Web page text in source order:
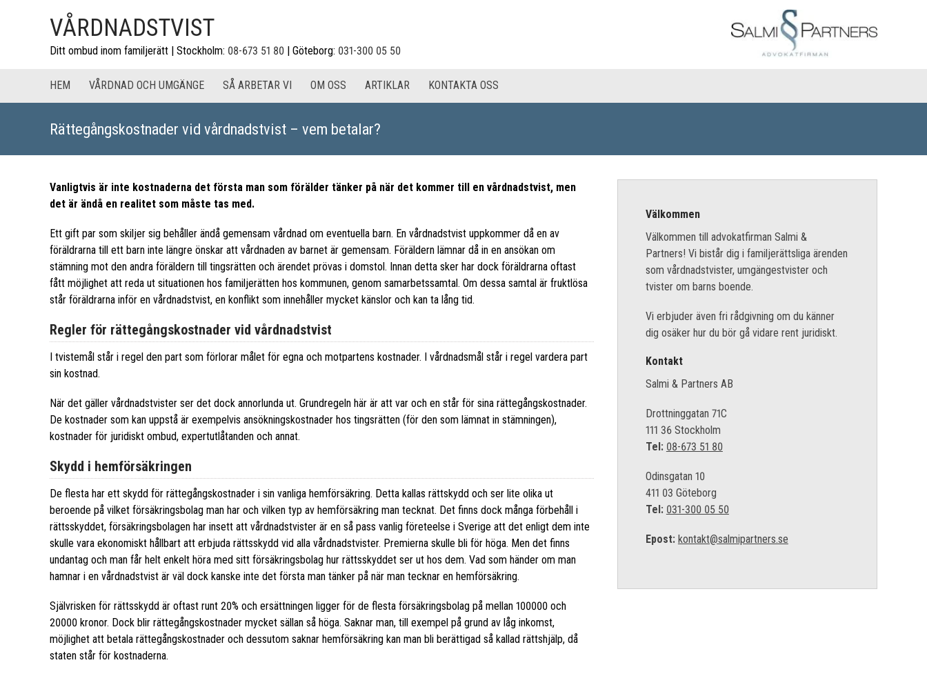
VÅRDNADSTVIST
Ditt ombud inom familjerätt | Stockholm: 08-673 51 80 | Göteborg: 031-300 05 50
HEM VÅRDNAD OCH UMGÄNGE SÅ ARBETAR VI OM OSS ARTIKLAR KONTAKTA OSS
Rättegångskostnader vid vårdnadstvist – vem betalar?
Vanligtvis är inte kostnaderna det första man som förälder tänker på när det kommer till en vårdnadstvist, men
det är ändå en realitet som måste tas med.
Ett gift par som skiljer sig behåller ändå gemensam vårdnad om eventuella barn. En vårdnadstvist uppkommer då en av
föräldrarna till ett barn inte längre önskar att vårdnaden av barnet är gemensam. Föräldern lämnar då in en ansökan om
stämning mot den andra föräldern till tingsrätten och ärendet prövas i domstol. Innan detta sker har dock föräldrarna oftast
fått möjlighet att reda ut situationen hos familjerätten hos kommunen, genom samarbetssamtal. Om dessa samtal är fruktlösa
står föräldrarna inför en vårdnadstvist, en konflikt som innehåller mycket känslor och kan ta lång tid.
Regler för rättegångskostnader vid vårdnadstvist
I tvistemål står i regel den part som förlorar målet för egna och motpartens kostnader. I vårdnadsmål står i regel vardera part
sin kostnad.
När det gäller vårdnadstvister ser det dock annorlunda ut. Grundregeln här är att var och en står för sina rättegångskostnader.
De kostnader som kan uppstå är exempelvis ansökningskostnader hos tingsrätten (för den som lämnat in stämningen),
kostnader för juridiskt ombud, expertutlåtanden och annat.
Skydd i hemförsäkringen
De flesta har ett skydd för rättegångskostnader i sin vanliga hemförsäkring. Detta kallas rättskydd och ser lite olika ut
beroende på vilket försäkringsbolag man har och vilken typ av hemförsäkring man tecknat. Det finns dock många förbehåll i
rättsskyddet, försäkringsbolagen har insett att vårdnadstvister är en så pass vanlig företeelse i Sverige att det enligt dem inte
skulle vara ekonomiskt hållbart att erbjuda rättsskydd vid alla vårdnadstvister. Premierna skulle bli för höga. Men det finns
undantag och man får helt enkelt höra med sitt försäkringsbolag hur rättsskyddet ser ut hos dem. Vad som händer om man
hamnar i en vårdnadstvist är väl dock kanske inte det första man tänker på när man tecknar en hemförsäkring.
Självrisken för rättsskydd är oftast runt 20% och ersättningen ligger för de flesta försäkringsbolag på mellan 100000 och
20000 kronor. Dock blir rättegångskostnader mycket sällan så höga. Saknar man, till exempel på grund av låg inkomst,
möjlighet att betala rättegångskostnader och dessutom saknar hemförsäkring kan man bli berättigad så kallad rättshjälp, då
staten står för kostnaderna.
Välkommen
Välkommen till advokatfirman Salmi &
Partners! Vi bistår dig i familjerättsliga ärenden
som vårdnadstvister, umgängestvister och
tvister om barns boende.
Vi erbjuder även fri rådgivning om du känner
dig osäker hur du bör gå vidare rent juridiskt.
Kontakt
Salmi & Partners AB
Drottninggatan 71C
111 36 Stockholm
Tel: 08-673 51 80
Odinsgatan 10
411 03 Göteborg
Tel: 031-300 05 50
Epost: kontakt@salmipartners.se